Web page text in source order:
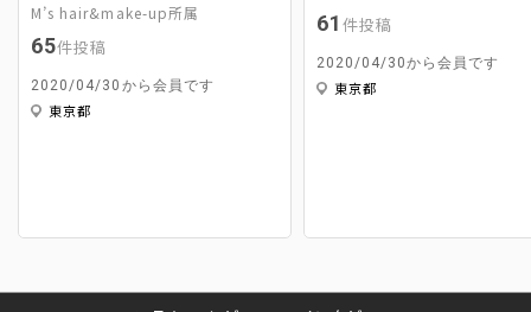
M’s hair&make-up所属
65件投稿
2020/04/30から会員です
東京都
61 件投稿
2020/04/30から会員です
東京都